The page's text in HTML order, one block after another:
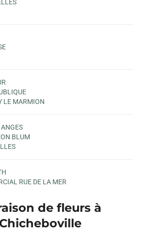
LE MARMION
BLUM
RUE DE LA MER
de fleurs à
Chicheboville